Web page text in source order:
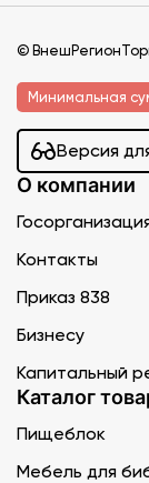
©
Минимальная
Версия
О компании
Контакты
Приказ 838
Бизнесу
Капитальный
Каталог
Пищеблок
Мебель для